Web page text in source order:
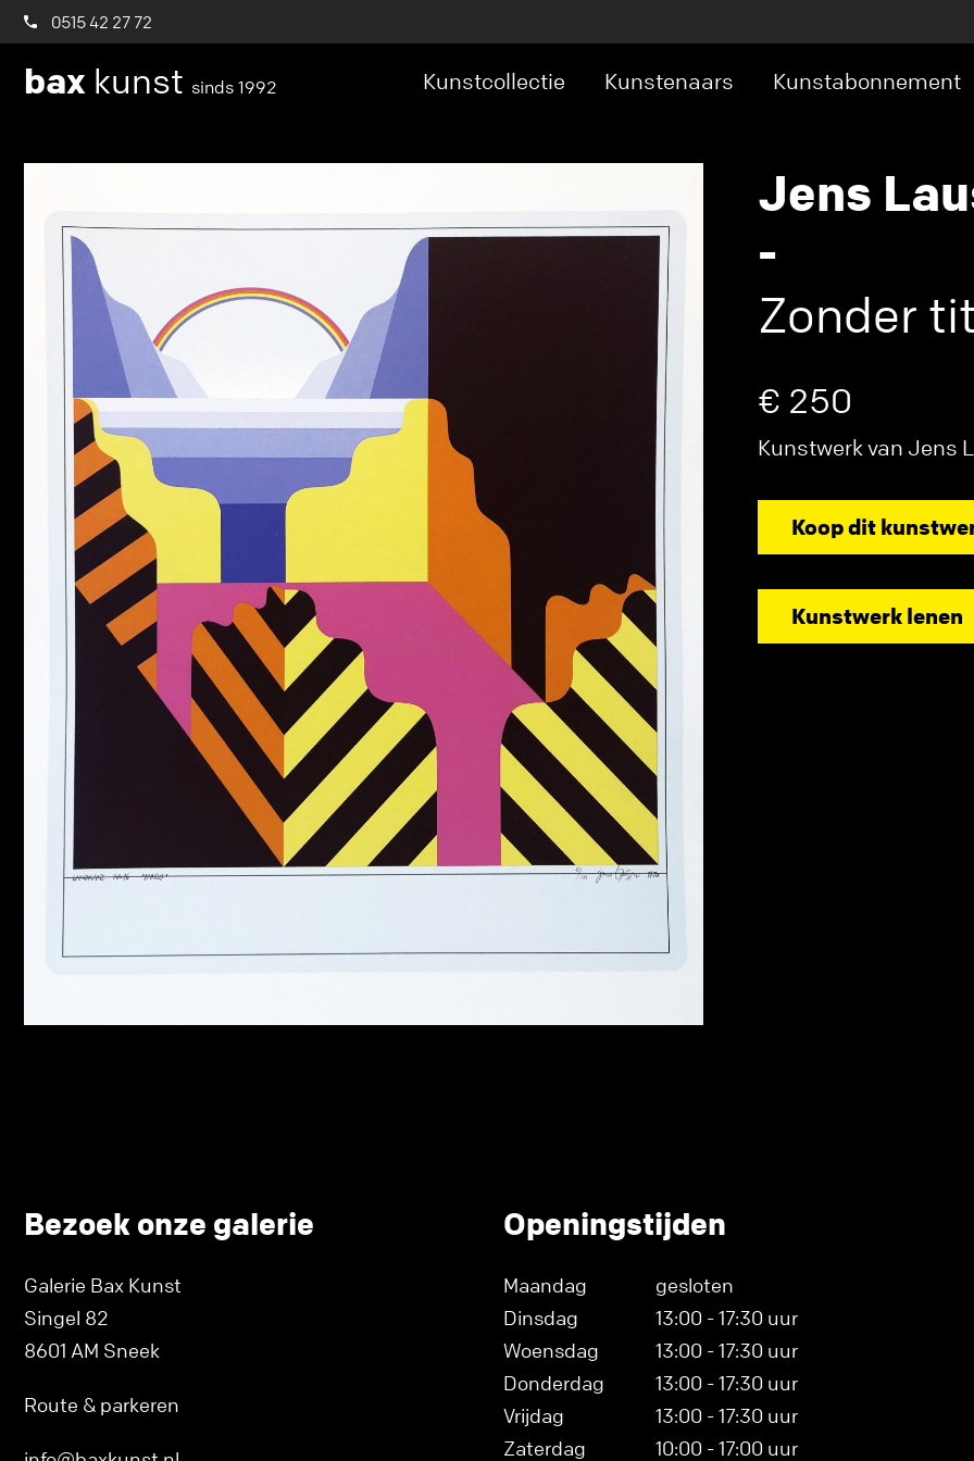
0515 42 27 72
bax kunst sinds 1992 Kunstcollectie Kunstenaars Kunstabonnement
Jens
-
Zonder
€ 250
Kunstwerk van Jens
Koop dit
Kunstwerk lenen
Bezoek onze galerie
Galerie Bax Kunst
Singel 82
8601 AM Sneek
Route & parkeren
Openingstijden
Maandag
gesloten
Dinsdag
13:00 - 17:30 uur
Woensdag
13:00 - 17:30 uur
Donderdag
13:00 - 17:30 uur
Vrijdag
13:00 - 17:30 uur
Zaterdag
10:00 - 17:00 uur